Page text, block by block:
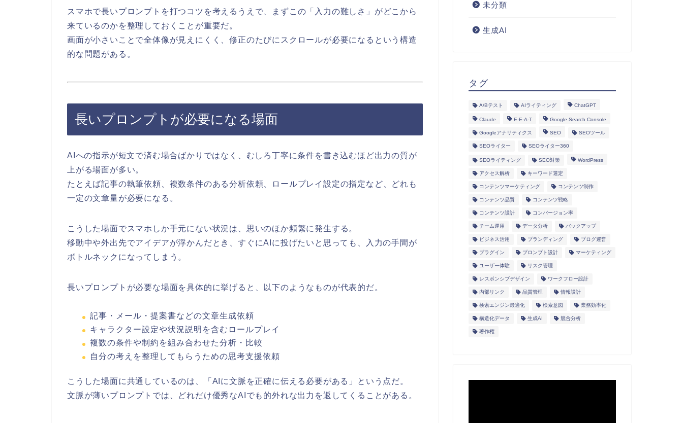
スマホで長いプロンプトを打つコツを考えるうえで、まずこの「入力の難しさ」がどこから
来ているのかを整理しておくことが重要だ。
画面が小さいことで全体像が見えにくく、修正のたびにスクロールが必要になるという構造
的な問題がある。
長いプロンプトが必要になる場面
AIへの指示が短文で済む場合ばかりではなく、むしろ丁寧に条件を書き込むほど出力の質が
上がる場面が多い。
たとえば記事の執筆依頼、複数条件のある分析依頼、ロールプレイ設定の指定など、どれも
一定の文章量が必要になる。
こうした場面でスマホしか手元にない状況は、思いのほか頻繁に発生する。
移動中や外出先でアイデアが浮かんだとき、すぐにAIに投げたいと思っても、入力の手間が
ボトルネックになってしまう。
長いプロンプトが必要な場面を具体的に挙げると、以下のようなものが代表的だ。
記事・メール・提案書などの文章生成依頼
キャラクター設定や状況説明を含むロールプレイ
複数の条件や制約を組み合わせた分析・比較
自分の考えを整理してもらうための思考支援依頼
こうした場面に共通しているのは、「AIに文脈を正確に伝える必要がある」という点だ。
文脈が薄いプロンプトでは、どれだけ優秀なAIでも的外れな出力を返してくることがある。
未分類
生成AI
タグ
A/Bテスト AIライティング ChatGPT
Claude E-E-A-T Google Search Console
Googleアナリティクス SEO SEOツール
SEOライター SEOライター360
SEOライティング SEO対策 WordPress
アクセス解析 キーワード選定
コンテンツマーケティング コンテンツ制作
コンテンツ品質 コンテンツ戦略
コンテンツ設計 コンバージョン率
チーム運用 データ分析 バックアップ
ビジネス活用 ブランディング ブログ運営
プラグイン プロンプト設計 マーケティング
ユーザー体験 リスク管理
レスポンシブデザイン ワークフロー設計
内部リンク 品質管理 情報設計
検索エンジン最適化 検索意図 業務効率化
構造化データ 生成AI 競合分析
著作権